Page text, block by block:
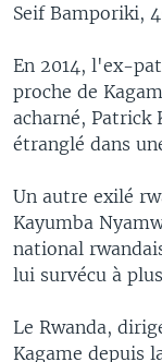
Seif Bamporiki,
En 2014, l'ex-
proche de
acharné, Patrick
étranglé dans
Un autre exilé
Kayumba
national
lui survécu à
Le Rwanda,
Kagame depuis